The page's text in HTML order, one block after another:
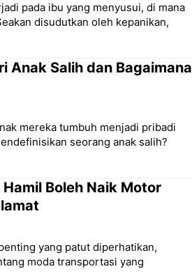
pada ibu yang menyusui, di mana
disudutkan oleh kepanikan,
Anak Salih dan Bagaimana
mereka tumbuh menjadi pribadi
seorang anak salih?
Boleh Naik Motor
yang patut diperhatikan,
moda transportasi yang